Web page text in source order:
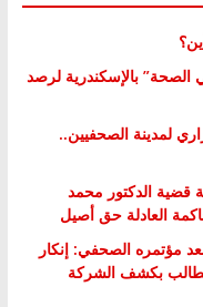
بالإسكندرية لرصد
لمدينة الصحفيين..
قضية الدكتور محمد
العادلة حق أصيل
مؤتمره الصحفي: إنكار
بكشف الشركة